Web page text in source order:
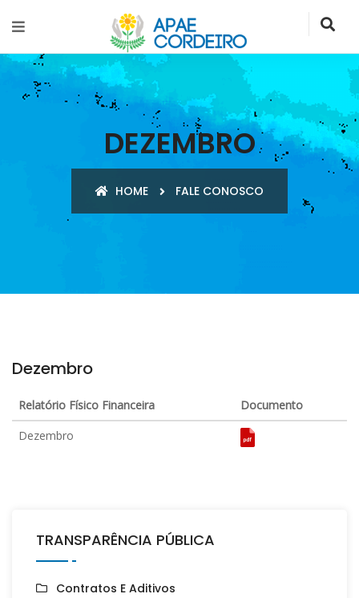
DEZEMBRO
HOME FALE CONOSCO
Dezembro
Relatório Físico Financeira
Documento
Dezembro
TRANSPARÊNCIA PÚBLICA
Contratos E Aditivos